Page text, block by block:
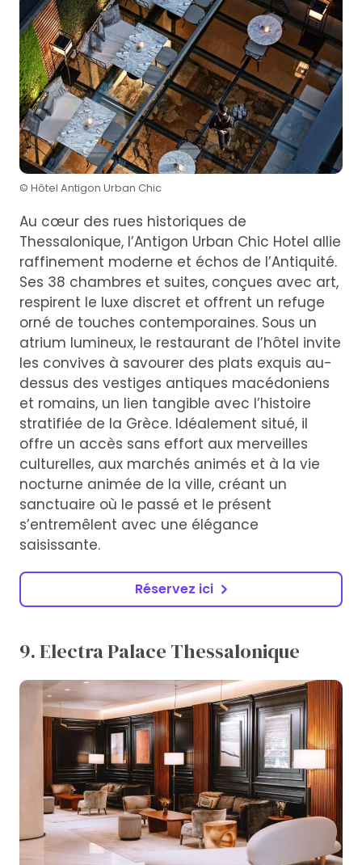
© Hôtel Antigon Urban Chic
Au cœur des rues historiques de
Thessalonique, l’Antigon Urban Chic Hotel allie
raffinement moderne et échos de l’Antiquité.
Ses 38 chambres et suites, conçues avec art,
respirent le luxe discret et offrent un refuge
orné de touches contemporaines. Sous un
atrium lumineux, le restaurant de l’hôtel invite
les convives à savourer des plats exquis au-
dessus des vestiges antiques macédoniens
et romains, un lien tangible avec l’histoire
stratifiée de la Grèce. Idéalement situé, il
offre un accès sans effort aux merveilles
culturelles, aux marchés animés et à la vie
nocturne animée de la ville, créant un
sanctuaire où le passé et le présent
s’entremêlent avec une élégance
saisissante.
Réservez ici
9. Electra Palace Thessalonique